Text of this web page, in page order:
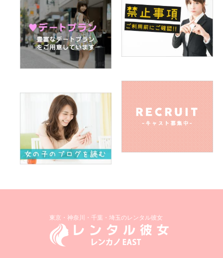
東京・神奈川・千葉・埼玉のレンタル彼女